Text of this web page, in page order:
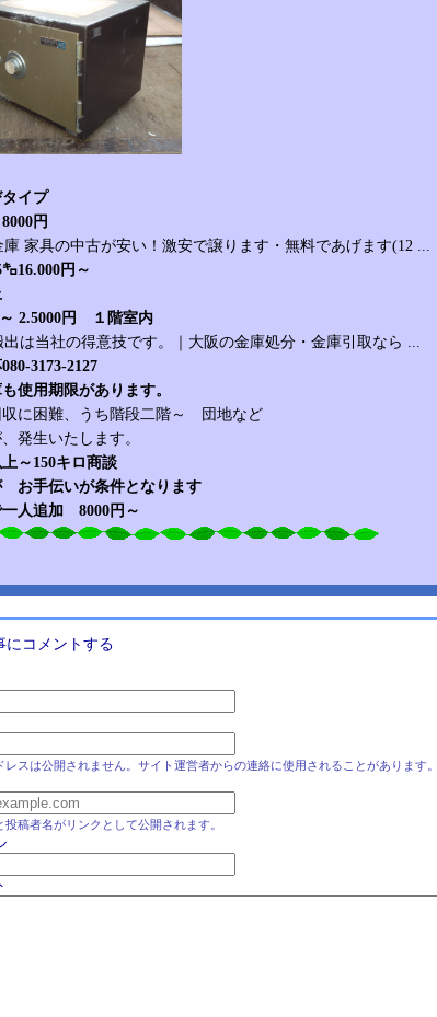
イプ
円
16.000円～
～ 2.5000円 １階室内
3173-2127
使用期限があります。
収に困難、うち階段二階～ 団地など
発生いたします。
上～150キロ商談
お手伝いが条件となります
一人追加 8000円～
にコメントする
レスは公開されません。サイト運営者からの連絡に使用されることがあります。
投稿者名がリンクとして公開されます。